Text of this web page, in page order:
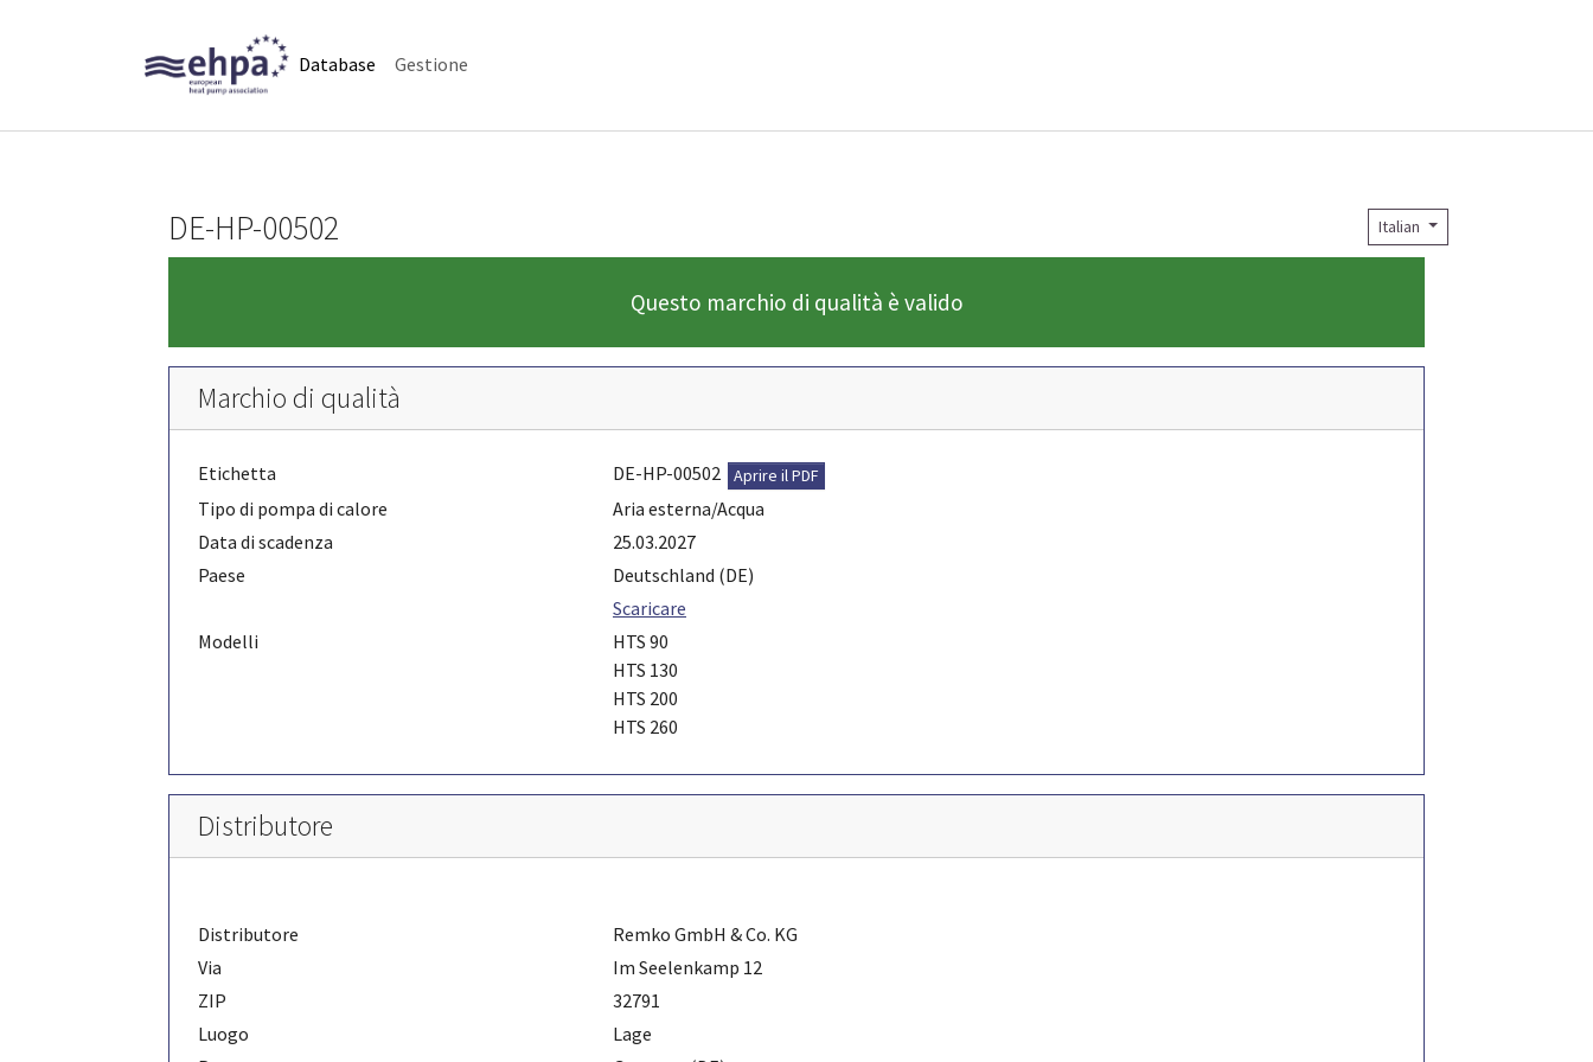
Database(current)
Gestione
Italian
DE-HP-00502
Questo marchio di qualità è valido
Marchio di qualità
Etichetta DE-HP-00502 Aprire il PDF
Tipo di pompa di calore
Aria esterna/Acqua
Data di scadenza
25.03.2027
Paese
Deutschland (DE)
Scaricare
Modelli
HTS 90
HTS 130
HTS 200
HTS 260
Distributore
Distributore
Remko GmbH & Co. KG
Via
Im Seelenkamp 12
ZIP
32791
Luogo
Lage